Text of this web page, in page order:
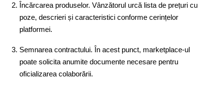
Încărcarea produselor. Vânzătorul urcă lista de prețuri cu
poze, descrieri și caracteristici conforme cerințelor
platformei.
Semnarea contractului. În acest punct, marketplace-ul
poate solicita anumite documente necesare pentru
oficializarea colaborării.